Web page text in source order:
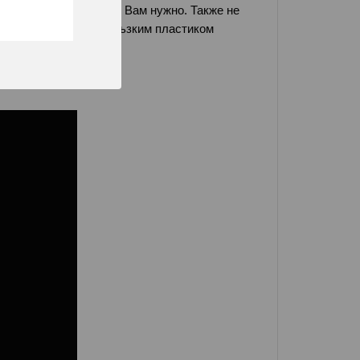
как раз то, что Вам нужно. Также не
контакта со скользким пластиком